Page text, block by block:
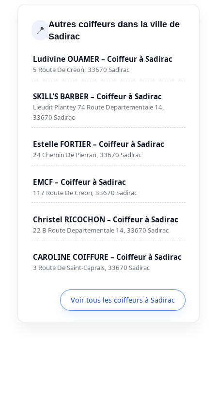
📍 Autres coiffeurs dans la ville de
Sadirac
Ludivine OUAMER – Coiffeur à Sadirac
5 Route De Creon, 33670 Sadirac
SKILL’S BARBER – Coiffeur à Sadirac
Lieudit Plantey 74 Route Departementale 14,
33670 Sadirac
Estelle FORTIER – Coiffeur à Sadirac
24 Chemin De Pierran, 33670 Sadirac
EMCF – Coiffeur à Sadirac
117 Route De Creon, 33670 Sadirac
Christel RICOCHON – Coiffeur à Sadirac
22 B Route Departementale 14, 33670 Sadirac
CAROLINE COIFFURE – Coiffeur à Sadirac
3 Route De Saint-Caprais, 33670 Sadirac
Voir tous les coiffeurs à Sadirac